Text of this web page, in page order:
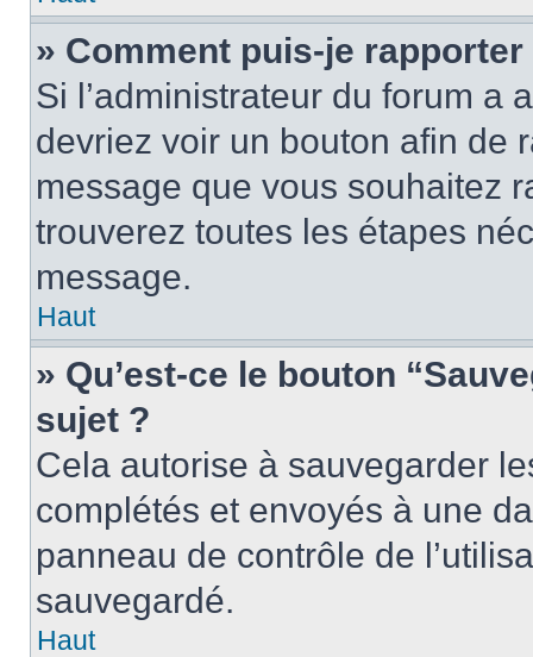
» Comment puis-je
Si l’administrateur du forum a
devriez voir un bouton afin de
message que vous souhaitez
trouverez toutes les étapes
message.
Haut
» Qu’est-ce le bouton
sujet ?
Cela autorise à sauvegarder
complétés et envoyés à une
panneau de contrôle de
sauvegardé.
Haut